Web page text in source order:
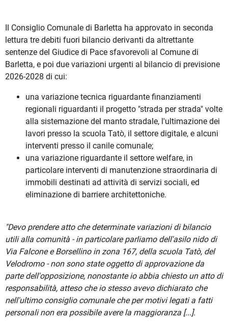
Il Consiglio Comunale di Barletta ha approvato in seconda
lettura tre debiti fuori bilancio derivanti da altrettante
sentenze del Giudice di Pace sfavorevoli al Comune di
Barletta, e poi due variazioni urgenti al bilancio di previsione
2026-2028 di cui:
una variazione tecnica riguardante finanziamenti
regionali riguardanti il progetto "strada per strada" volte
alla sistemazione del manto stradale, l'ultimazione dei
lavori presso la scuola Tatò, il settore digitale, e alcuni
interventi presso il canile comunale;
una variazione riguardante il settore welfare, in
particolare interventi di manutenzione straordinaria di
immobili destinati ad attività di servizi sociali, ed
eliminazione di barriere architettoniche.
"Devo prendere atto che determinate variazioni di bilancio
utili alla comunità - in particolare parliamo dell'asilo nido di
Via Falcone e Borsellino in zona 167, della scuola Tatò, del
Velodromo - non sono state oggetto di approvazione da
parte dell'opposizione, nonostante io abbia chiesto un atto di
responsabilità, atteso che io stesso avevo dichiarato che
nell'ultimo consiglio comunale che per motivi legati a fatti
personali non era possibile avere la maggioranza [...].